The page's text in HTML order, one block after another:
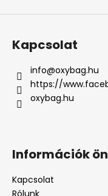
Kapcsolat
info@oxybag.hu
https://
oxybag.hu
Információk
Kapcsolat
Rólunk